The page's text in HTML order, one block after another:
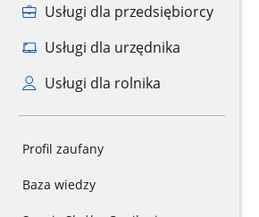
Usługi dla przedsiębiorcy
Usługi dla urzędnika
Usługi dla rolnika
Profil zaufany
Baza wiedzy